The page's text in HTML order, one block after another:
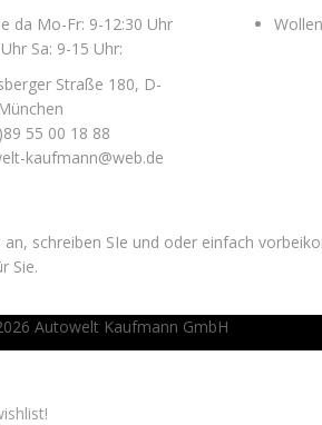
da Mo-Fr: 9-12:30 Uhr
Sa: 9-15 Uhr:
Straße 180, D-
55 00 18 88
kaufmann@web.de
an, schreiben SIe und oder einfach
Sie.
Autowelt Kaufmann GmbH